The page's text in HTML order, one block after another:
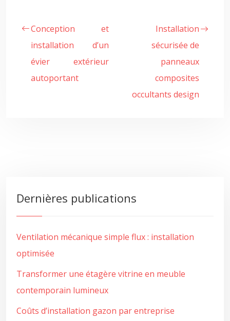
Conception et
installation d’un
évier extérieur
autoportant
Installation
sécurisée de
panneaux
composites
occultants design
Dernières publications
Ventilation mécanique simple flux : installation
optimisée
Transformer une étagère vitrine en meuble
contemporain lumineux
Coûts d’installation gazon par entreprise